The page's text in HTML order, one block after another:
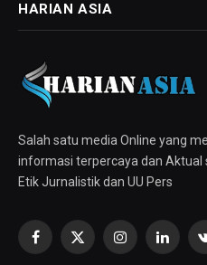
HARIAN ASIA
Salah satu media Online yang
informasi terpercaya dan Aktual
Etik Jurnalistik dan UU Pers
Facebook
X
Instagram